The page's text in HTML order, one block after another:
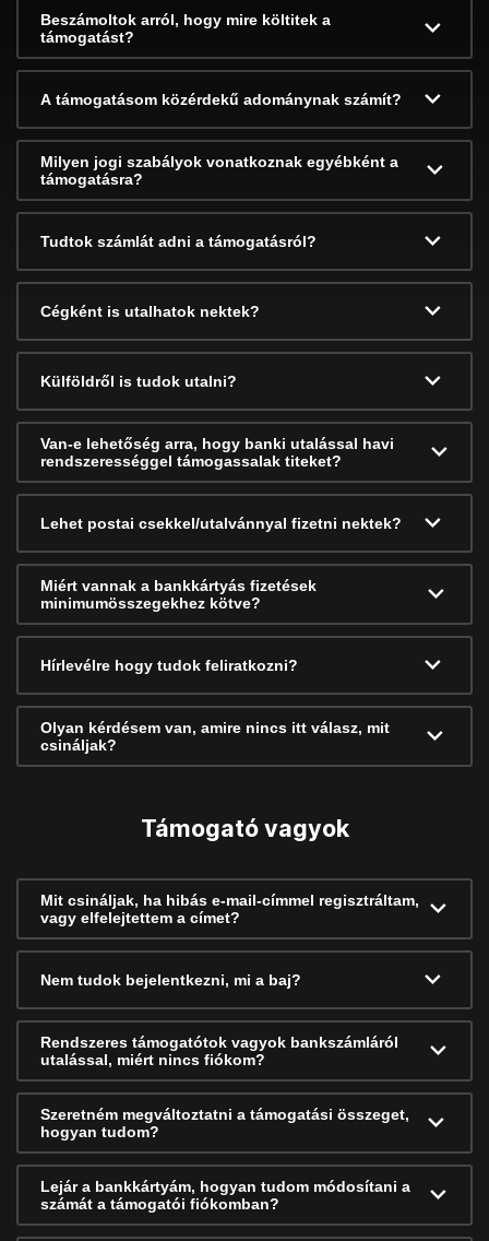
Beszámoltok arról, hogy mire költitek a
támogatást?
A támogatásom közérdekű adománynak számít?
Milyen jogi szabályok vonatkoznak egyébként a
támogatásra?
Tudtok számlát adni a támogatásról?
Cégként is utalhatok nektek?
Külföldről is tudok utalni?
Van-e lehetőség arra, hogy banki utalással havi
rendszerességgel támogassalak titeket?
Lehet postai csekkel/utalvánnyal fizetni nektek?
Miért vannak a bankkártyás fizetések
minimumösszegekhez kötve?
Hírlevélre hogy tudok feliratkozni?
Olyan kérdésem van, amire nincs itt válasz, mit
csináljak?
Támogató vagyok
Mit csináljak, ha hibás e-mail-címmel regisztráltam,
vagy elfelejtettem a címet?
Nem tudok bejelentkezni, mi a baj?
Rendszeres támogatótok vagyok bankszámláról
utalással, miért nincs fiókom?
Szeretném megváltoztatni a támogatási összeget,
hogyan tudom?
Lejár a bankkártyám, hogyan tudom módosítani a
számát a támogatói fiókomban?